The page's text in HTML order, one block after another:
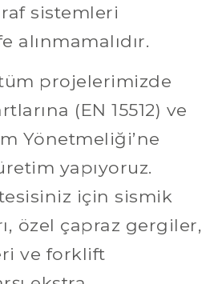
sistemleri
alınmamalıdır.
projelerimizde
(EN 15512) ve
Yönetmeliği’ne
yapıyoruz.
için sismik
özel çapraz gergiler,
ve forklift